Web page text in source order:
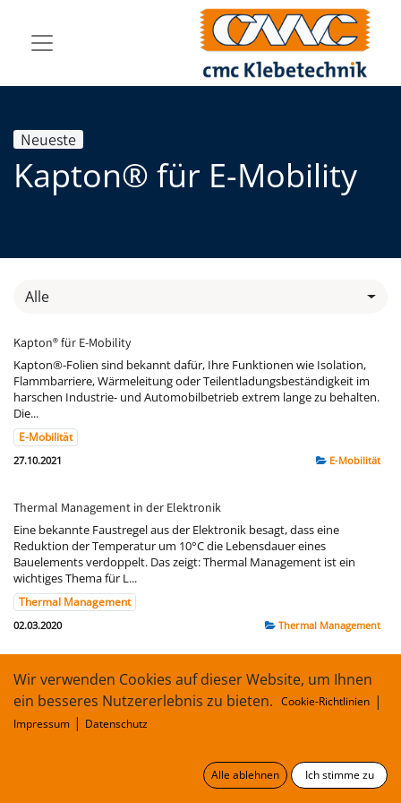
Neueste
Kapton® für E-Mobility
Alle
Kapton® für E-Mobility
Kapton®-Folien sind bekannt dafür, Ihre Funktionen wie Isolation,
Flammbarriere, Wärmeleitung oder Teilentladungsbeständigkeit im
harschen Industrie- und Automobilbetrieb extrem lange zu behalten.
Die...
E-Mobilität
27.10.2021 E-Mobilität
Thermal Management in der Elektronik
Eine bekannte Faustregel aus der Elektronik besagt, dass eine
Reduktion der Temperatur um 10°C die Lebensdauer eines
Bauelements verdoppelt. Das zeigt: Thermal Management ist ein
wichtiges Thema für L...
Thermal Management
02.03.2020 Thermal Management
Isolationswerkstoffe für Hybrid- und vollelektrische Automobile
Das erste „Automobil“ von Carl Benz von 1886 kam noch weitgehend
ohne Elektrik aus – die Hochspannungszündanlage stellte nahezu die
gesamte Elektrifizierung dar. Heutige Fahrzeuge ähneln dagegen „roll...
E-Mobilität
Wir verwenden Cookies auf dieser Website, um Ihnen
ein besseres Nutzererlebnis zu bieten. Cookie-Richtlinien |
Impressum | Datenschutz
Alle ablehnen Ich stimme zu